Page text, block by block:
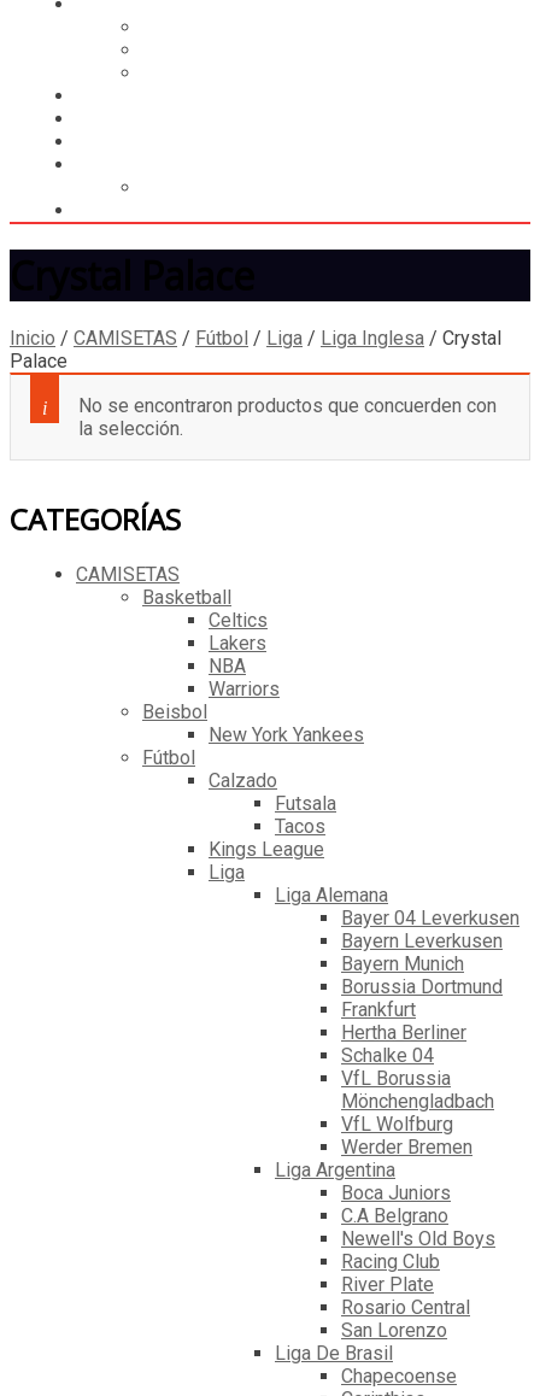
Inicio / CAMISETAS / Fútbol / Liga / Liga Inglesa / Crystal
Palace
No se encontraron productos que concuerden con
la selección.
CATEGORÍAS
CAMISETAS
Basketball
Celtics
Lakers
NBA
Warriors
Beisbol
New York Yankees
Fútbol
Calzado
Futsala
Tacos
Kings League
Liga
Liga Alemana
Bayer 04 Leverkusen
Bayern Leverkusen
Bayern Munich
Borussia Dortmund
Frankfurt
Hertha Berliner
Schalke 04
VfL Borussia
Mönchengladbach
VfL Wolfburg
Werder Bremen
Liga Argentina
Boca Juniors
C.A Belgrano
Newell's Old Boys
Racing Club
River Plate
Rosario Central
San Lorenzo
Liga De Brasil
Chapecoense